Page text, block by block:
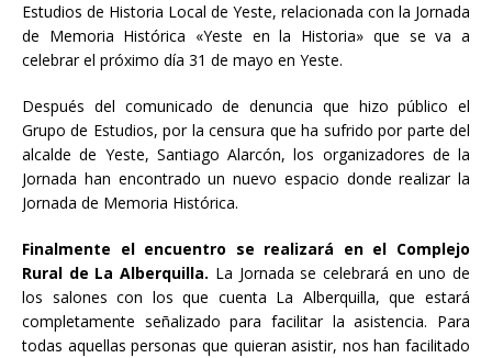
Estudios de Historia Local de Yeste, relacionada con la Jornada
de Memoria Histórica «Yeste en la Historia» que se va a
celebrar el próximo día 31 de mayo en Yeste.
Después del comunicado de denuncia que hizo público el
Grupo de Estudios, por la censura que ha sufrido por parte del
alcalde de Yeste, Santiago Alarcón, los organizadores de la
Jornada han encontrado un nuevo espacio donde realizar la
Jornada de Memoria Histórica.
Finalmente el encuentro se realizará en el Complejo
Rural de La Alberquilla. La Jornada se celebrará en uno de
los salones con los que cuenta La Alberquilla, que estará
completamente señalizado para facilitar la asistencia. Para
todas aquellas personas que quieran asistir, nos han facilitado